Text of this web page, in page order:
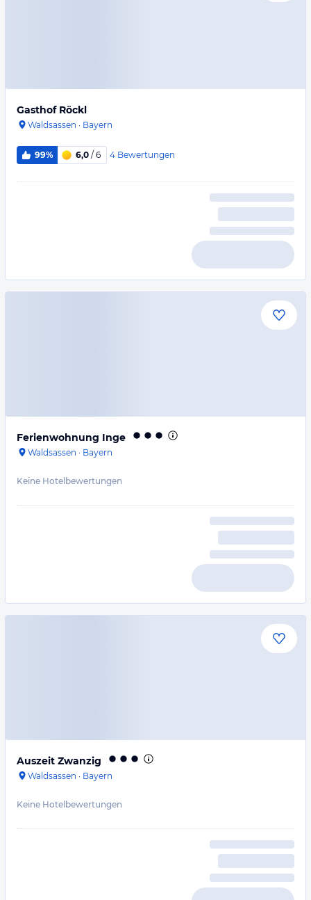
Gasthof Röckl
Waldsassen · Bayern
99% 6,0 / 6 4 Bewertungen
Ferienwohnung Inge
Waldsassen · Bayern
Keine Hotelbewertungen
Auszeit Zwanzig
Waldsassen · Bayern
Keine Hotelbewertungen